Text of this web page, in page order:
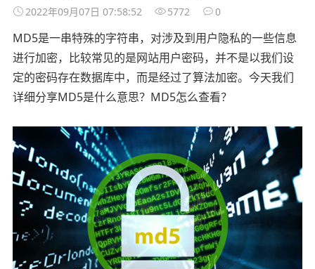
2022年09月07日 07:58:52 5772 0
MD5是一串特殊的字符串，对涉及到用户隐私的一些信息
进行加密，比较常见的是网站用户密码，并不是以我们设
定的密码存在数据库中，而是经过了算法加密。今天我们
详细分享MD5是什么意思？MD5怎么查看？